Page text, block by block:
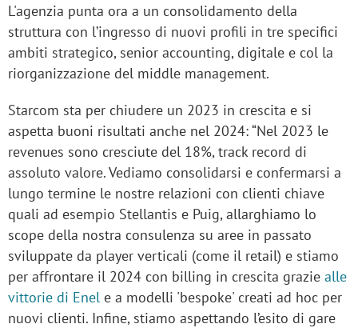
L'agenzia punta ora a un consolidamento della
struttura con l’ingresso di nuovi profili in tre specifici
ambiti strategico, senior accounting, digitale e col la
riorganizzazione del middle management.
Starcom sta per chiudere un 2023 in crescita e si
aspetta buoni risultati anche nel 2024: “Nel 2023 le
revenues sono cresciute del 18%, track record di
assoluto valore. Vediamo consolidarsi e confermarsi a
lungo termine le nostre relazioni con clienti chiave
quali ad esempio Stellantis e Puig, allarghiamo lo
scope della nostra consulenza su aree in passato
sviluppate da player verticali (come il retail) e stiamo
per affrontare il 2024 con billing in crescita grazie alle
vittorie di Enel e a modelli 'bespoke' creati ad hoc per
nuovi clienti. Infine, stiamo aspettando l’esito di gare